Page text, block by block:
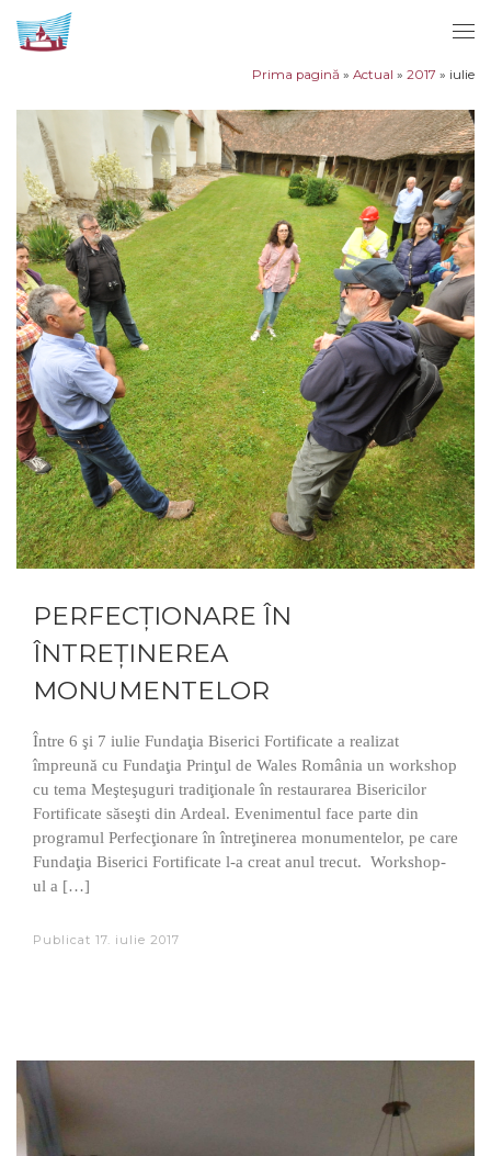
Sari la conținut
Prima pagină » Actual » 2017 » iulie
PERFECŢIONARE ÎN
ÎNTREŢINEREA
MONUMENTELOR
Între 6 şi 7 iulie Fundaţia Biserici Fortificate a realizat
împreună cu Fundaţia Prinţul de Wales România un workshop
cu tema Meşteşuguri tradiţionale în restaurarea Bisericilor
Fortificate săseşti din Ardeal. Evenimentul face parte din
programul Perfecţionare în întreţinerea monumentelor, pe care
Fundaţia Biserici Fortificate l-a creat anul trecut. Workshop-
ul a […]
Publicat 17. iulie 2017